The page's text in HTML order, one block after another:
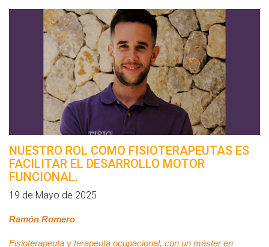
NUESTRO ROL COMO FISIOTERAPEUTAS ES
FACILITAR EL DESARROLLO MOTOR
FUNCIONAL.
19 de Mayo de 2025
Ramón Romero
Fisioterapeuta y terapeuta ocupacional, con un máster en